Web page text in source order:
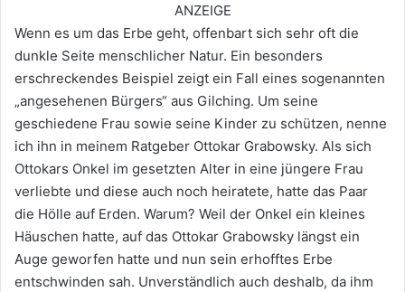
ANZEIGE
Wenn es um das Erbe geht, offenbart sich sehr oft die
dunkle Seite menschlicher Natur. Ein besonders
erschreckendes Beispiel zeigt ein Fall eines sogenannten
„angesehenen Bürgers“ aus Gilching. Um seine
geschiedene Frau sowie seine Kinder zu schützen, nenne
ich ihn in meinem Ratgeber Ottokar Grabowsky. Als sich
Ottokars Onkel im gesetzten Alter in eine jüngere Frau
verliebte und diese auch noch heiratete, hatte das Paar
die Hölle auf Erden. Warum? Weil der Onkel ein kleines
Häuschen hatte, auf das Ottokar Grabowsky längst ein
Auge geworfen hatte und nun sein erhofftes Erbe
entschwinden sah. Unverständlich auch deshalb, da ihm